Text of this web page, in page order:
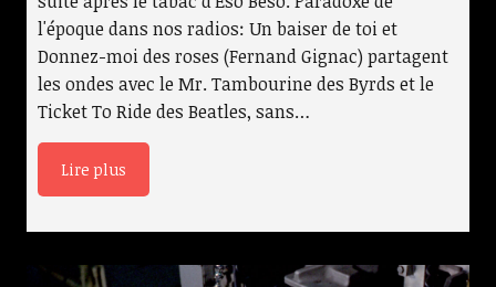
l'époque dans nos radios: Un baiser de toi et
Donnez-moi des roses (Fernand Gignac) partagent
les ondes avec le Mr. Tambourine des Byrds et le
Ticket To Ride des Beatles, sans…
Lire plus